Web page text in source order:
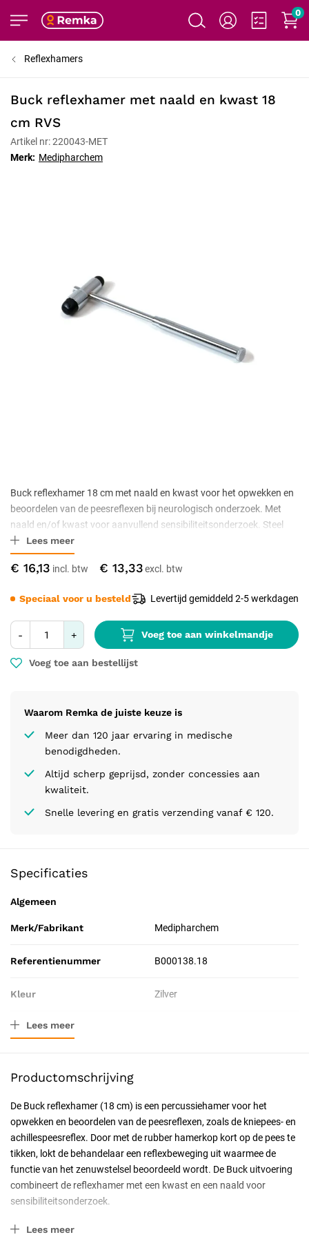
0
Reflexhamers
Buck reflexhamer met naald en kwast 18
cm RVS
Artikel nr: 220043-MET
Merk: Medipharchem
€ 16,13 € 13,33
- + Voeg toe aan winkelmandje
Voeg toe aan bestellijst
Waarom Remka de juiste keuze is
Meer dan 120 jaar ervaring in medische
benodigdheden.
Altijd scherp geprijsd, zonder concessies aan
kwaliteit.
Snelle levering en gratis verzending vanaf € 120.
Speciaal voor u besteld Levertijd gemiddeld 2-5 werkdagen
Buck reflexhamer 18 cm met naald en kwast voor het opwekken en
beoordelen van de peesreflexen bij neurologisch onderzoek. Met
naald en/of kwast voor aanvullend sensibiliteitsonderzoek. Steel
met rubber hamerkop, wisdesinfectie met 70% isopropylalcohol,
niet-steriel geleverd.
Lees meer
Specificaties
Algemeen
Merk/Fabrikant Medipharchem
Referentienummer B000138.18
Kleur Zilver
Materiaal
Toepassing Diagnostisch
Resorbeerbaar (hechtdraad) Nee
Lees meer
Productomschrijving
De Buck reflexhamer (18 cm) is een percussiehamer voor het
opwekken en beoordelen van de peesreflexen, zoals de kniepees- en
achillespeesreflex. Door met de rubber hamerkop kort op de pees te
tikken, lokt de behandelaar een reflexbeweging uit waarmee de
functie van het zenuwstelsel beoordeeld wordt. De Buck uitvoering
combineert de reflexhamer met een kwast en een naald voor
sensibiliteitsonderzoek.
Buck model en hamerkop
Lees meer